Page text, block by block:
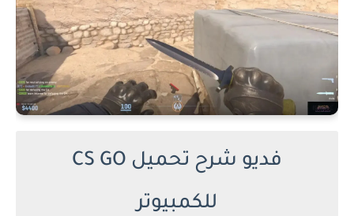
فديو شرح تحميل CS GO
للكمبيوتر